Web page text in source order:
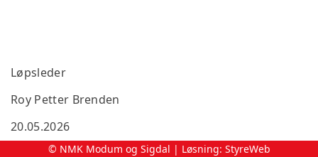
Løpsleder
Roy Petter Brenden
20.05.2026
Kl.20.50© NMK Modum og Sigdal | Løsning: StyreWeb